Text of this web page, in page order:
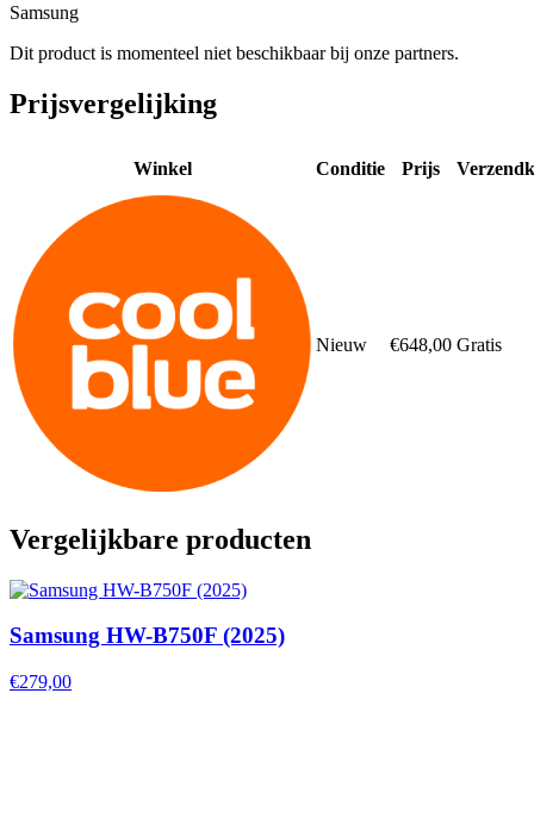
Samsung
Dit product is momenteel niet beschikbaar bij onze partners.
Prijsvergelijking
Winkel Conditie Prijs
Nieuw €648,00 Gratis
Vergelijkbare producten
Samsung HW-B750F (2025)
€279,00